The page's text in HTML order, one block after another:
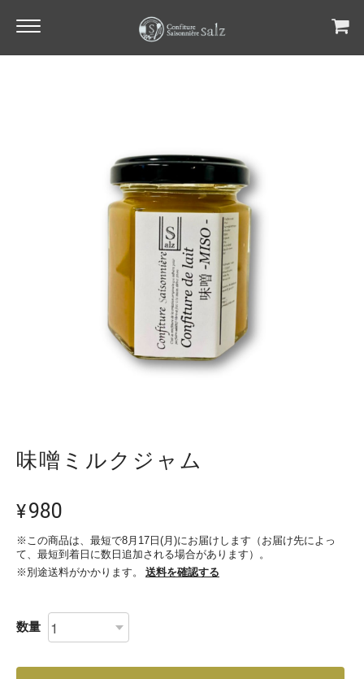
味噌ミルクジャム
¥980
※この商品は、最短で8月17日(月)にお届けします（お届け先によっ
て、最短到着日に数日追加される場合があります）。
※別途送料がかかります。
送料を確認する
数量